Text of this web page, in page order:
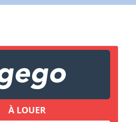
À LOUER
X Fermer